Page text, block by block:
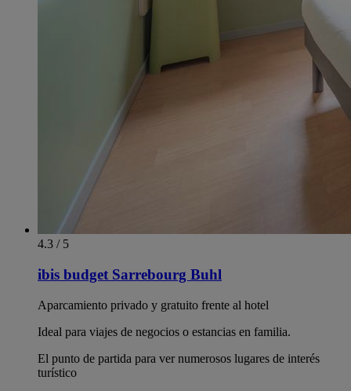
4.3 / 5
ibis budget Sarrebourg Buhl
Aparcamiento privado y gratuito frente al hotel
Ideal para viajes de negocios o estancias en familia.
El punto de partida para ver numerosos lugares de interés
turístico